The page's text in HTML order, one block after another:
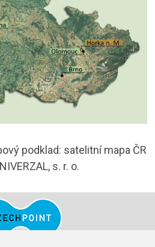
podklad: satelitní mapa ČR
s. r. o.